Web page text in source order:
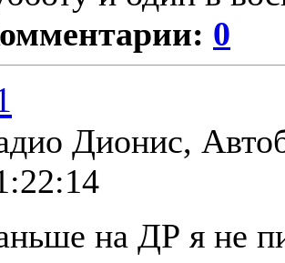
0
Дионис,
на ДР я не